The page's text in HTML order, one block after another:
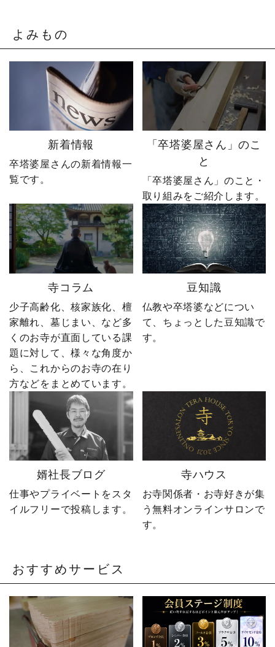
発動します。 来る日も来
も予想しなかった結果で
した。 無謀だと笑われた
婿社長の逆転劇、ついに
完結です。 あなたなら、
人生で一番大きな挑戦は
何ですか？ぜひコメント
で教えてください！ 「い
いね」「保存」「フォロ
ー」も励みになります。
ーーーーーー 創業明治15
年｜卒塔婆専門メーカー
東京・日の出町を拠点
に、全国6,000以上のお寺
とお取引する、 お寺のこ
とを知り尽くした“卒塔婆
屋”です。 卒塔婆に関する
疑問をわかりやすく解説
しながら、 住職・寺院向
けの有益な情報や やじ社
長の日常まで発信中！▶
@sotoubaya140 ご相談は
DM・公式LINEからお気
軽にどうぞ📩 #やじ社長 #
卒塔婆 #卒塔婆屋さん #日
の出町 婿社長
いたそうです。 それで
も、ダメ元で始めた初め
てのネットショップ運
たサイトに待っていたの
は、想像以上の結果でし
た。 そして、その後やじ
社長の運命を大きく変え
る出来事が起こります。
続きは第4話「逆転編」。
ぜひ最後までご覧いただ
き、感想をコメントで教
えてください！ 「いい
ね」「保存」「フォロ
ー」も励みになります。
ーーーーーーーーーーー
ーーーーーー 創業明治15
年｜卒塔婆専門メーカー
東京・日の出町を拠点
に、全国6,000以上のお寺
とお取引する、 お寺のこ
しながら、 住職・寺院向
けの有益な情報や やじ社
長の日常まで発信中！▶
@sotoubaya140 ご相談は
DM・公式LINEからお気
軽にどうぞ📩 #やじ社長 #
卒塔婆 #卒塔婆屋さん #日
の出町 婿社長
よみもの
新着情報
卒塔婆屋さんの新着情報一
覧です。
「卒塔婆屋さん」のこ
と
「卒塔婆屋さん」のこと・
取り組みをご紹介します。
寺コラム
少子高齢化、核家族化、檀
家離れ、墓じまい、など多
くのお寺が直面している課
題に対して、様々な角度か
ら、これからのお寺の在り
方などをまとめています。
豆知識
仏教や卒塔婆などについ
て、ちょっとした豆知識で
す。
婿社長ブログ
仕事やプライベートをスタ
イルフリーで投稿します。
寺ハウス
お寺関係者・お寺好きが集
う無料オンラインサロンで
す。
おすすめサービス